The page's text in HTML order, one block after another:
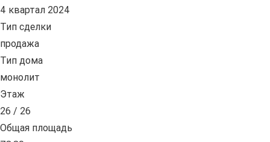
4 квартал 2024
Тип сделки
продажа
Тип дома
монолит
Этаж
26 / 26
Общая площадь